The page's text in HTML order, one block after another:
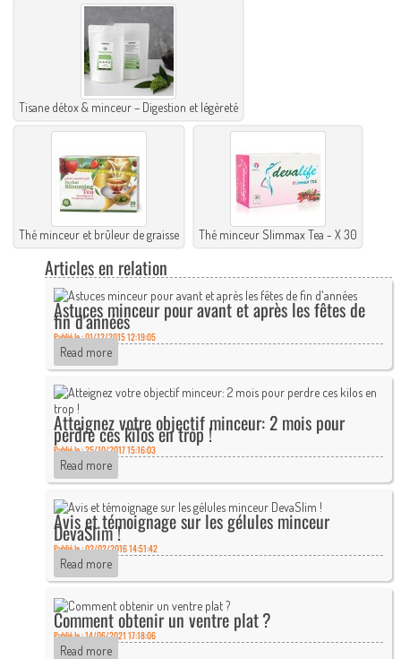
Tisane détox & minceur – Digestion et légèreté
Thé minceur et brûleur de graisse Thé minceur Slimmax Tea - X 30
Articles en relation
Astuces minceur pour avant et après les fêtes de
fin d'années
Publié le : 01/12/2015 12:19:05
Read more
Atteignez votre objectif minceur: 2 mois pour
perdre ces kilos en trop !
Publié le : 25/10/2017 15:16:03
Read more
Avis et témoignage sur les gélules minceur
DevaSlim !
Publié le : 02/02/2016 14:51:42
Read more
Comment obtenir un ventre plat ?
Publié le : 14/06/2021 17:18:06
Read more